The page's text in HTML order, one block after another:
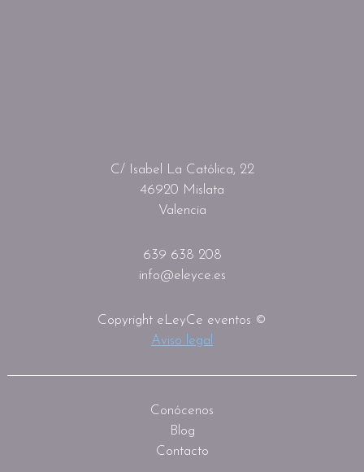
C/ Isabel La Católica, 22
46920 Mislata
Valencia
639 638 208
info@eleyce.es
Copyright eLeyCe eventos ©
Aviso legal
Conócenos
Blog
Contacto